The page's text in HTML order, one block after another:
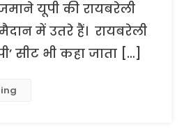
यूपी की रायबरेली
में उतरे हैं। रायबरेली
सीट भी कहा जाता […]